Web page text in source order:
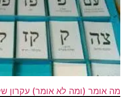
מה אומר (ומה לא אומר) עקרון